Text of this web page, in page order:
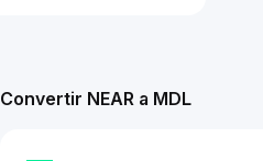
Convertir NEAR a MDL